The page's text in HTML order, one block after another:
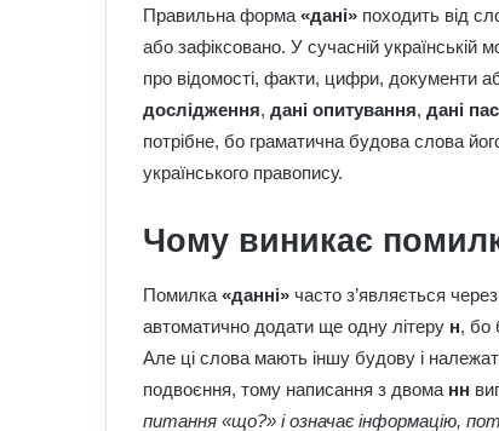
Правильна форма «дані» походить від
або зафіксовано. У сучасній українській
про відомості, факти, цифри, документи
дослідження, дані опитування, дані
потрібне, бо граматична будова слова
українського правопису.
Чому виникає
Помилка «данні» часто з’являється
автоматично додати ще одну літеру н, бо
Але ці слова мають іншу будову і
подвоєння, тому написання з двома нн
питання «що?» і означає інформацію,